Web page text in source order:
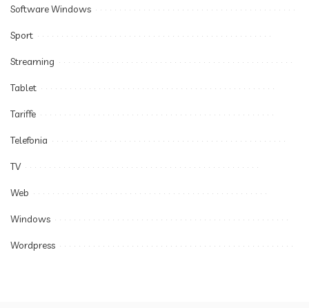
Software Windows
Sport
Streaming
Tablet
Tariffe
Telefonia
TV
Web
Windows
Wordpress